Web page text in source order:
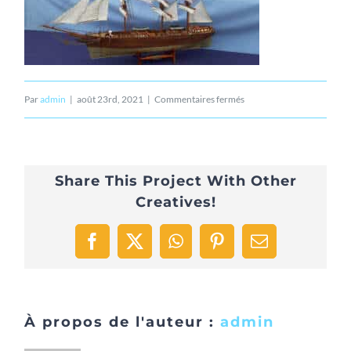
Paradmin | août 23rd, 2021 | Commentaires ferméssur
01
Share This Project With Other
Creatives!
Facebook
X WhatsAppPinterestEmail
À propos de l'auteur :admin